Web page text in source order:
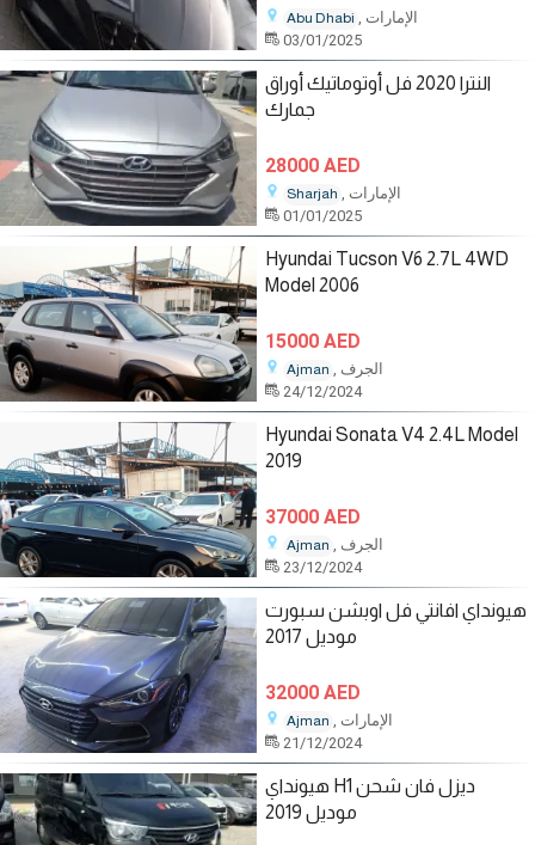
Abu Dhabi
, الإمارات
03/01/2025
النترا 2020 فل أوتوماتيك أوراق
جمارك
28000 AED
Sharjah
, الإمارات
01/01/2025
Hyundai Tucson V6 2.7L 4WD
Model 2006
15000 AED
Ajman
, الجرف
24/12/2024
Hyundai Sonata V4 2.4L Model
2019
37000 AED
Ajman
, الجرف
23/12/2024
هيونداي افانتي فل اوبشن سبورت
موديل 2017
32000 AED
Ajman
, الإمارات
21/12/2024
هيونداي H1 ديزل فان شحن
موديل 2019